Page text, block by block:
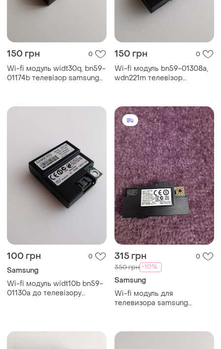
150 грн 0
Wi-fi модуль widt30q, bn59-
01174b телевізор samsung
150 грн 0
Wi-fi модуль bn59-01308a,
wdn221m телевізор
100 грн 0
Samsung
Wi-fi модуль widt10b bn59-
01130a до телевізору
315 грн 0
350 грн -10%
Samsung
Wi-fi модуль для
телевизора samsung